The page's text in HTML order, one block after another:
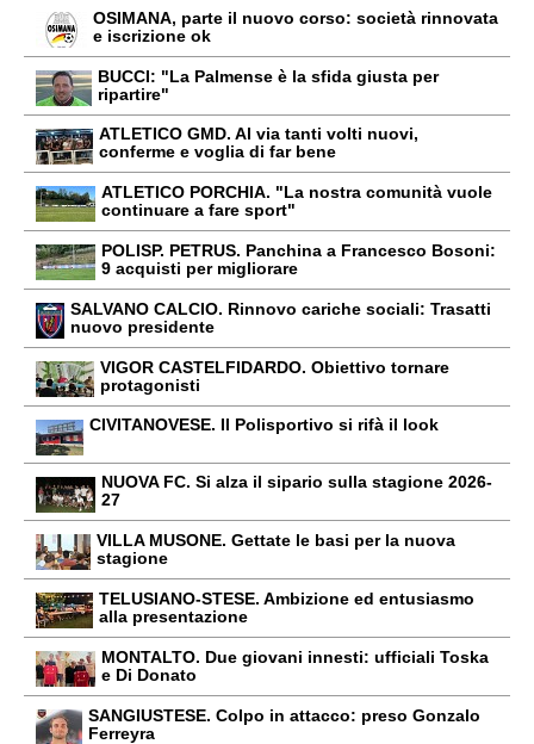
OSIMANA, parte il nuovo corso: società rinnovata
e iscrizione ok
BUCCI: "La Palmense è la sfida giusta per
ripartire"
ATLETICO GMD. Al via tanti volti nuovi,
conferme e voglia di far bene
ATLETICO PORCHIA. "La nostra comunità vuole
continuare a fare sport"
POLISP. PETRUS. Panchina a Francesco Bosoni:
9 acquisti per migliorare
SALVANO CALCIO. Rinnovo cariche sociali: Trasatti
nuovo presidente
VIGOR CASTELFIDARDO. Obiettivo tornare
protagonisti
CIVITANOVESE. Il Polisportivo si rifà il look
NUOVA FC. Si alza il sipario sulla stagione 2026-
27
VILLA MUSONE. Gettate le basi per la nuova
stagione
TELUSIANO-STESE. Ambizione ed entusiasmo
alla presentazione
MONTALTO. Due giovani innesti: ufficiali Toska
e Di Donato
SANGIUSTESE. Colpo in attacco: preso Gonzalo
Ferreyra